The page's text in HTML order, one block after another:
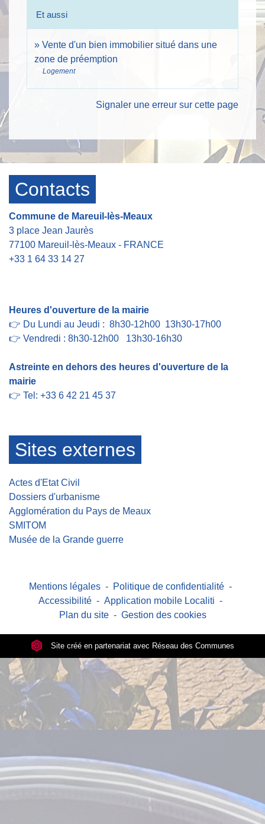
Et aussi
Vente d'un bien immobilier situé dans une
zone de préemption
Logement
Signaler une erreur sur cette page
Contacts
Commune de Mareuil-lès-Meaux
3 place Jean Jaurès
77100 Mareuil-lès-Meaux - FRANCE
+33 1 64 33 14 27
Heures d'ouverture de la mairie
👉 Du Lundi au Jeudi : 8h30-12h00 13h30-17h00
👉 Vendredi : 8h30-12h00 13h30-16h30
Astreinte en dehors des heures d'ouverture de la
mairie
👉 Tel: +33 6 42 21 45 37
Sites externes
Actes d'Etat Civil
Dossiers d'urbanisme
Agglomération du Pays de Meaux
SMITOM
Musée de la Grande guerre
Mentions légales - Politique de confidentialité -
Accessibilité - Application mobile Localiti -
Plan du site - Gestion des cookies
Site créé en partenariat avec Réseau des Communes